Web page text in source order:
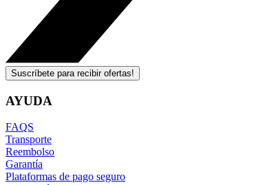
Suscríbete para recibir ofertas!
AYUDA
FAQS
Transporte
Reembolso
Garantía
Plataformas de pago seguro